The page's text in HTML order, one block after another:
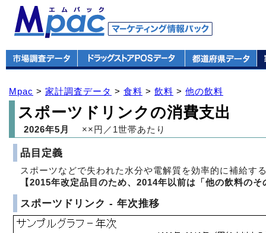
Mpac > 家計調査データ > 食料 > 飲料 > 他の飲料
スポーツドリンクの消費支出
2026年5月 ××円／1世帯あたり
品目定義
スポーツなどで失われた水分や電解質を効率的に補給
【2015年改定品目のため、2014年以前は「他の飲料の
スポーツドリンク - 年次推移